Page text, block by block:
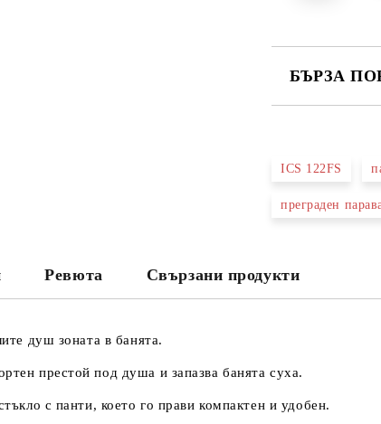
БЪРЗА
Съгласен
ICS 122FS
преграден
Ревюта Свързани продукти
душ зоната в банята.
престой под душа и запазва банята суха.
с панти, което го прави компактен и удобен.